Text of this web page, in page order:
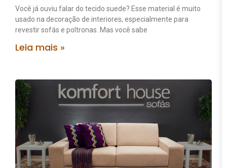
Você já ouviu falar do tecido suede? Esse material é muito
usado na decoração de interiores, especialmente para
revestir sofás e poltronas. Mas você sabe
Leia mais »